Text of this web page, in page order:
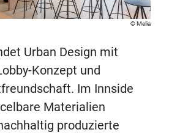
Melia
Urban Design mit
Konzept und
Im Innside
Materialien
produzierte